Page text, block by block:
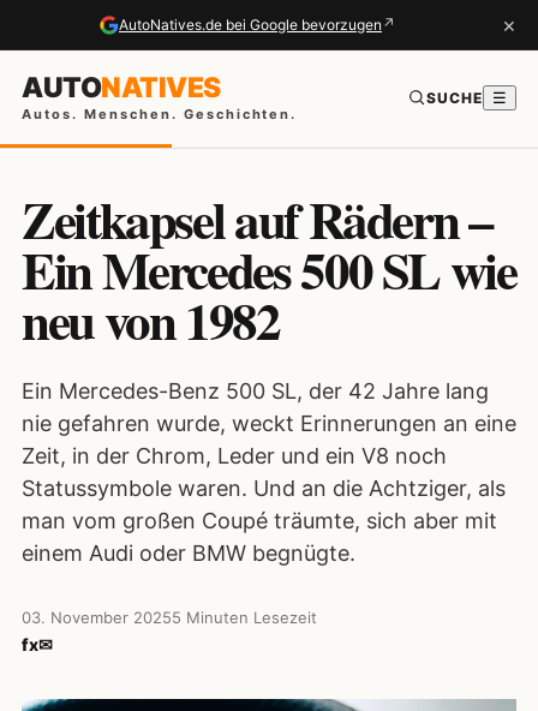
AutoNatives.de bei Google bevorzugen ↗ ×
AUTONATIVES
Autos. Menschen. Geschichten.
SUCHE ☰
Zeitkapsel auf Rädern –
Ein Mercedes 500 SL wie
neu von 1982
Ein Mercedes-Benz 500 SL, der 42 Jahre lang
nie gefahren wurde, weckt Erinnerungen an eine
Zeit, in der Chrom, Leder und ein V8 noch
Statussymbole waren. Und an die Achtziger, als
man vom großen Coupé träumte, sich aber mit
einem Audi oder BMW begnügte.
03. November 20255 Minuten Lesezeit
fx✉